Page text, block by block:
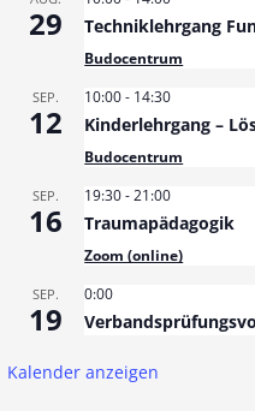
29 Techniklehrgang
Budocentrum
SEP.
12
10:00- 14:30
Kinderlehrgang –
Budocentrum
SEP.
16
19:30-21:00
Traumapädagogik
Zoom (online)
SEP.
19
0:00
Kalender anzeigen